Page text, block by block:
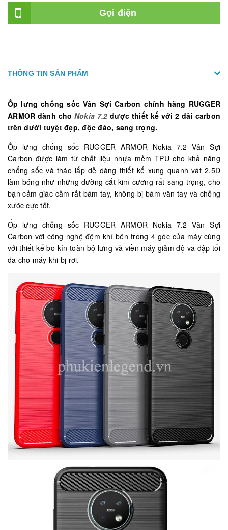
Gọi điện
THÔNG TIN SẢN PHẨM
Ốp lưng chống sốc Vân Sợi Carbon chính hãng RUGGER
ARMOR dành cho Nokia 7.2được thiết kế với 2 dải carbon
trên dưới tuyệt đẹp, độc đáo, sang trọng.
Ốp lưng chống sốc RUGGER ARMOR Nokia 7.2 Vân Sợi
Carbon được làm từ chất liệu nhựa mềm TPU cho khả năng
chống sốc và tháo lắp dễ dàng thiết kế xung quanh vát 2.5D
làm bóng như những đường cắt kim cương rất sang trọng, cho
bạn cảm giác cầm rất bám tay, không bị bám vân tay và chống
xước cực tốt.
Ốp lưng chống sốc RUGGER ARMOR Nokia 7.2 Vân Sợi
Carbon với công nghệ đệm khí bên trong 4 góc của máy cùng
với thiết kế bo kín toàn bộ lưng và viền máy giảm độ va đập tối
đa cho máy khi bị rơi.